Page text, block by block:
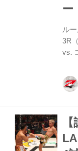
ト
ダ
ガ
ー
ル
3R
vs.
ス
ー
が
そ
こ